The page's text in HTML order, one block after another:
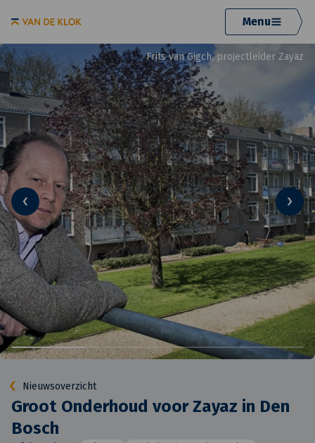
Menu
Frits van Gigch, projectleider Zayaz
Nieuwsoverzicht
Groot Onderhoud voor Zayaz in Den
Bosch